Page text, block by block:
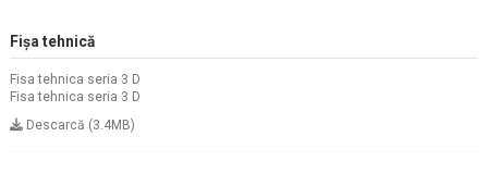
Fișa tehnică
Fisa tehnica seria 3 D
Fisa tehnica seria 3 D
Descarcă (3.4MB)